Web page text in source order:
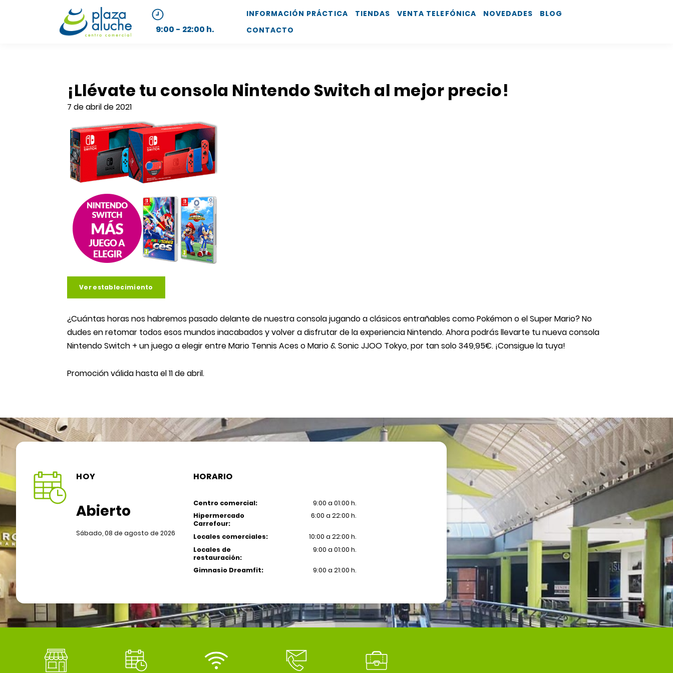
9:00 - 22:00 h.
INFORMACIÓN PRÁCTICA TIENDAS VENTA TELEFÓNICA NOVEDADES
BLOG
CONTACTO
¡Llévate tu consola Nintendo Switch al mejor precio!
7 de abril de 2021
Ver establecimiento
¿Cuántas horas nos habremos pasado delante de nuestra consola jugando a clásicos entrañables como Pokémon o el Super Mario? No
dudes en retomar todos esos mundos inacabados y volver a disfrutar de la experiencia Nintendo. Ahora podrás llevarte tu nueva consola
Nintendo Switch + un juego a elegir entre Mario Tennis Aces o Mario & Sonic JJOO Tokyo, por tan solo 349,95€. ¡Consigue la tuya!
Promoción válida hasta el 11 de abril.
HOY
Abierto
Sábado, 08 de agosto de 2026
HORARIO
Centro comercial:
9:00 a 01:00 h.
Hipermercado
Carrefour:
6:00 a 22:00 h.
Locales comerciales:
10:00 a 22:00 h.
Locales de
restauración:
9:00 a 01:00 h.
Gimnasio Dreamfit: 9:00 a 21:00 h.